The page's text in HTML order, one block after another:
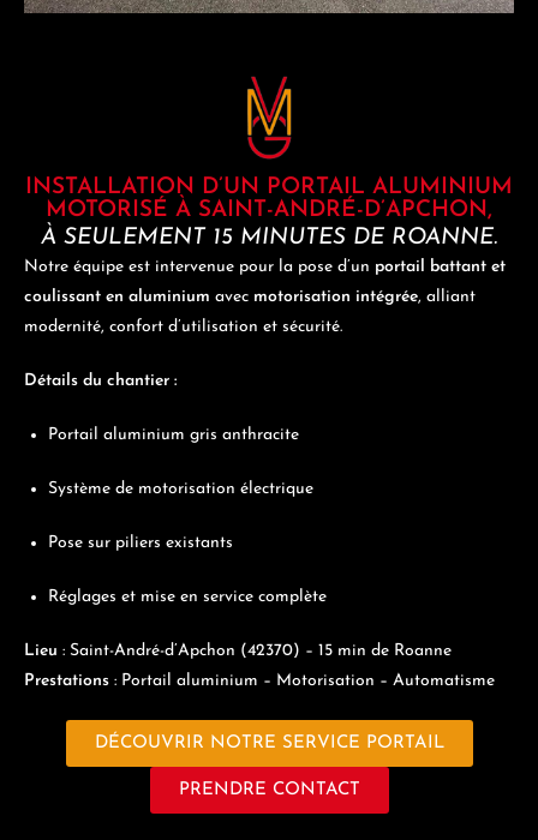
INSTALLATION D’UN PORTAIL ALUMINIUM
MOTORISÉ À SAINT-ANDRÉ-D’APCHON,
À SEULEMENT 15 MINUTES DE ROANNE.
Notre équipe est intervenue pour la pose d’un portail battant et
coulissant en aluminium avec motorisation intégrée, alliant
modernité, confort d’utilisation et sécurité.
Détails du chantier :
Portail aluminium gris anthracite
Système de motorisation électrique
Pose sur piliers existants
Réglages et mise en service complète
Lieu : Saint-André-d’Apchon (42370) – 15 min de Roanne
Prestations : Portail aluminium – Motorisation – Automatisme
DÉCOUVRIR NOTRE SERVICE PORTAIL
PRENDRE CONTACT